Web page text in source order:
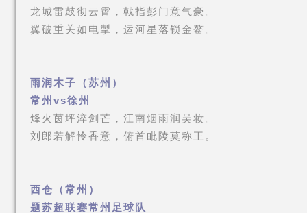
龙城雷鼓彻云霄，戟指彭门意气豪。
翼破重关如电掣，运河星落锁金鳌。
雨润木子（苏州）
常州vs徐州
烽火茵坪淬剑芒，江南烟雨润吴妆。
刘郎若解怜香意，俯首毗陵莫称王。
西仓（常州）
题苏超联赛常州足球队